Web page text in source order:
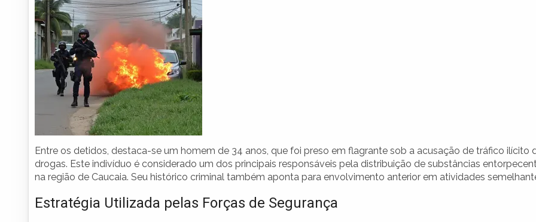
Entre os detidos, destaca-se um homem de 34 anos, que foi preso em flagrante sob a acusação de tráfico ilícito
drogas. Este indivíduo é considerado um dos principais responsáveis pela distribuição de substâncias
na região de Caucaia. Seu histórico criminal também aponta para envolvimento anterior em atividades
Estratégia Utilizada pelas Forças de Segurança